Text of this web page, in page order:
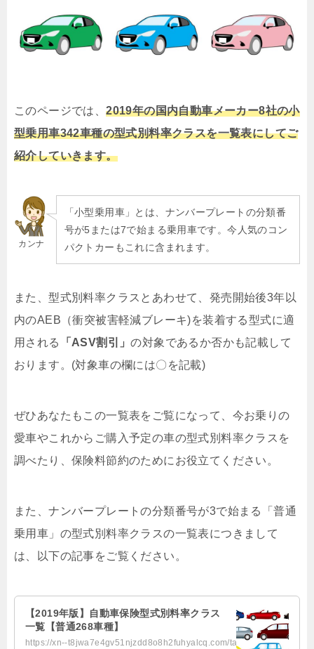
このページでは、2019年の国内自動車メーカー8社の小
型乗用車342車種の型式別料率クラスを一覧表にしてご
紹介していきます。
カンナ
「小型乗用車」とは、ナンバープレートの分類番
号が5または7で始まる乗用車です。今人気のコン
パクトカーもこれに含まれます。
また、型式別料率クラスとあわせて、発売開始後3年以
内のAEB（衝突被害軽減ブレーキ)を装着する型式に適
用される
「ASV割引」の対象であるか否かも記載して
おります。(対象車の欄には〇を記載)
ぜひあなたもこの一覧表をご覧になって、今お乗りの
愛車やこれからご購入予定の車の型式別料率クラスを
調べたり、保険料節約のためにお役立てください。
また、ナンバープレートの分類番号が3で始まる「普通
乗用車」の型式別料率クラスの一覧表につきまして
は、以下の記事をご覧ください。
【2019年版】自動車保険型式別料率クラス
一覧【普通268車種】
https://xn--t8jwa7e4gv51njzdd8o8h2fuhyalcq.com/tariffclasslist/